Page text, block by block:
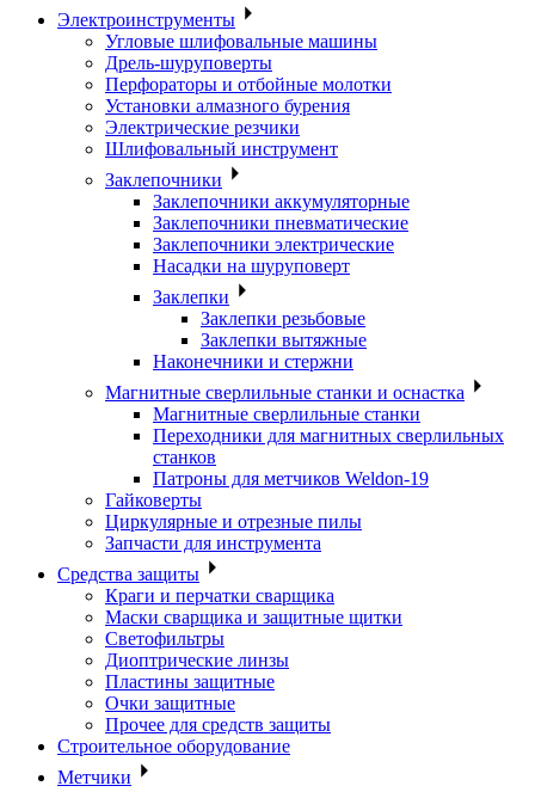
Электроинструменты
Угловые шлифовальные машины
Дрель-шуруповерты
Перфораторы и отбойные молотки
Установки алмазного бурения
Электрические резчики
Шлифовальный инструмент
Заклепочники
Заклепочники аккумуляторные
Заклепочники пневматические
Заклепочники электрические
Насадки на шуруповерт
Заклепки
Заклепки резьбовые
Заклепки вытяжные
Наконечники и стержни
Магнитные сверлильные станки и оснастка
Магнитные сверлильные станки
Переходники для магнитных сверлильных
станков
Патроны для метчиков Weldon-19
Гайковерты
Циркулярные и отрезные пилы
Запчасти для инструмента
Средства защиты
Краги и перчатки сварщика
Маски сварщика и защитные щитки
Светофильтры
Диоптрические линзы
Пластины защитные
Очки защитные
Прочее для средств защиты
Строительное оборудование
Метчики